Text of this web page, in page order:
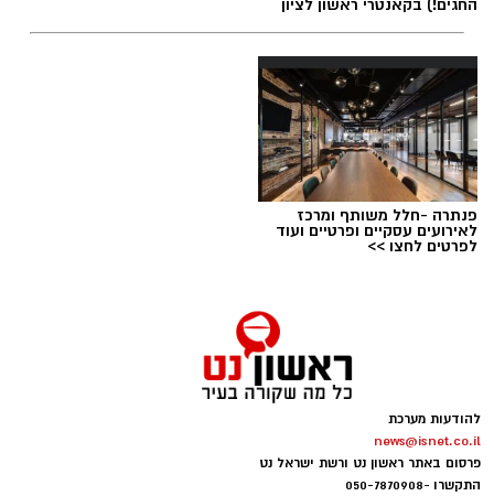
החגים!) בקאנטרי ראשון לציון
פנתרה -חלל משותף ומרכז
לאירועים עסקיים ופרטיים ועוד
לפרטים לחצו >>
להודעות מערכת
news@isnet.co.il
פרסום באתר ראשון נט ורשת ישראל נט
התקשרו -050-7870908